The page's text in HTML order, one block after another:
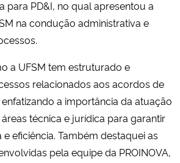
para PD&I, no qual apresentou a
na condução administrativa e
a UFSM tem estruturado e
relacionados aos acordos de
a importância da atuação
técnica e jurídica para garantir
eficiência. Também destaquei as
pela equipe da PROINOVA,